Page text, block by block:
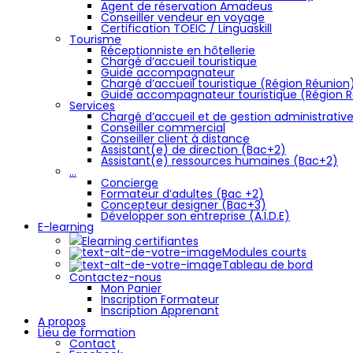
Agent de réservation Amadeus
Conseiller vendeur en voyage
Certification TOEIC / Linguaskill
Tourisme
Réceptionniste en hôtellerie
Chargé d’accueil touristique
Guide accompagnateur
Chargé d’accueil touristique (Région Réunion)
Guide accompagnateur touristique (Région
Services
Chargé d’accueil et de gestion administrative
Conseiller commercial
Conseiller client à distance
Assistant(e) de direction (Bac+2)
Assistant(e) ressources humaines (Bac+2)
…
Concierge
Formateur d’adultes (Bac +2)
Concepteur designer (Bac+3)
Développer son entreprise (A.I.D.E)
E-learning
Elearning certifiantes
Modules courts
Tableau de bord
Contactez-nous
Mon Panier
Inscription Formateur
Inscription Apprenant
A propos
Lieu de formation
Contact